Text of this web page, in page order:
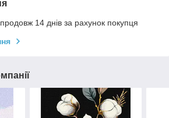
14 днів за рахунок покупця